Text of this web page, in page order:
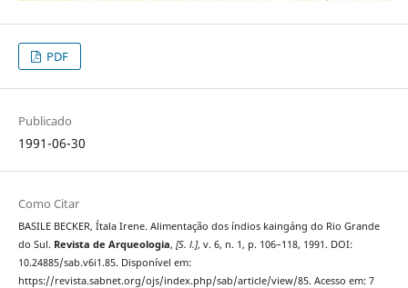
PDF
Publicado
1991-06-30
Como Citar
BASILE BECKER, Ítala Irene. Alimentação dos índios kaingáng do Rio Grande
do Sul. Revista de Arqueologia, [S. l.], v. 6, n. 1, p. 106–118, 1991. DOI:
10.24885/sab.v6i1.85. Disponível em:
https://revista.sabnet.org/ojs/index.php/sab/article/view/85. Acesso em: 7